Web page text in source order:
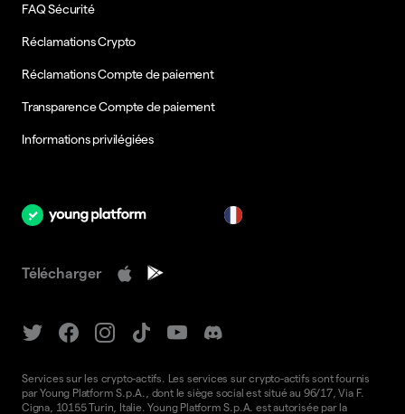
FAQ Sécurité
Réclamations Crypto
Réclamations Compte de paiement
Transparence Compte de paiement
Informations privilégiées
Télécharger
Services sur les crypto-actifs. Les services sur crypto-actifs sont fournis
par Young Platform S.p.A., dont le siège social est situé au 96/17, Via F.
Cigna, 10155 Turin, Italie. Young Platform S.p.A. est autorisée par la